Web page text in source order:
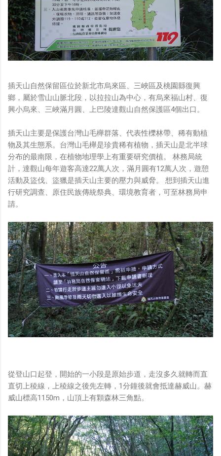
插天山自然保留區位於新北市烏來區、三峽區及桃園縣復興
鄉，屬於雪山山脈北段，以拉拉山為中心，有烏來福山村、復
興小烏來、三峽滿月圓、上巴陵達觀山自然保護區4個出口。
插天山主要是保護台灣山毛櫸群落、代表性櫟林帶、稀有動植
物及其生態系。台灣山毛櫸是珍貴稀有植物，插天山是北半球
分布的最南限，在植物地理學上有重要研究價植。 林務局統
計，達觀山每年遊客高達22萬人次，滿月圓有12萬人次，遊憩
活動及盜伐、盜獵是插天山主要的壓力與威脅。 想到插天山進
行研究調查、原住民族傳統祭典、環境教育者，可至林務局申
請。
從登山口起登，開始的一小段是原始步道，走沒多久就轉而直
直切上稜線，上稜線之後先左轉，1分鐘後就會抵達赫威山。赫
威山標高1150m，山頂上有顆森林三角點。